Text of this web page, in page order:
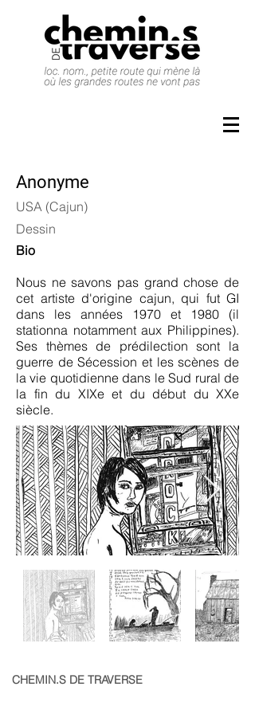
Anonyme
USA (Cajun)
Dessin
Bio
Nous ne savons pas grand chose de
cet artiste d'origine cajun, qui fut GI
dans les années 1970 et 1980 (il
stationna notamment aux Philippines).
Ses thèmes de prédilection sont la
guerre de Sécession et les scènes de
la vie quotidienne dans le Sud rural de
la fin du XIXe et du début du XXe
siècle.
CHEMIN.S DE TRAVERSE